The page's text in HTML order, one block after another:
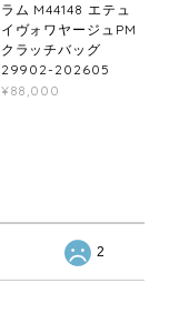
ラム M44148 エテュ
イヴォワヤージュPM
クラッチバッグ
29902-202605
¥88,000
2